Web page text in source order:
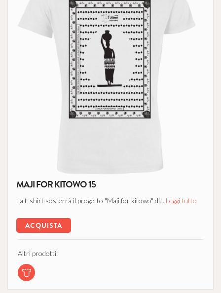
MAJI FOR KITOWO 15
La t-shirt sosterrà il progetto "Maji for kitowo" di... Leggi tutto
ACQUISTA
Altri prodotti: